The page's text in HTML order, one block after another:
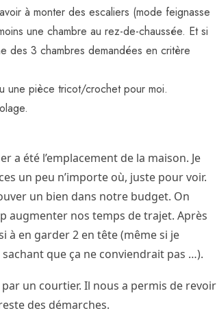
à monter des escaliers (mode feignasse
une chambre au rez-de-chaussée. Et si
des 3 chambres demandées en critère
une pièce tricot/crochet pour moi.
a été l’emplacement de la maison. Je
un peu n’importe où, juste pour voir.
un bien dans notre budget. On
augmenter nos temps de trajet. Après
à en garder 2 en tête (même si je
que ça ne conviendrait pas …).
un courtier. Il nous a permis de revoir
des démarches.